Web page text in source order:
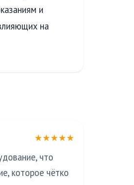
и
на
★★★★★
что
которое чётко